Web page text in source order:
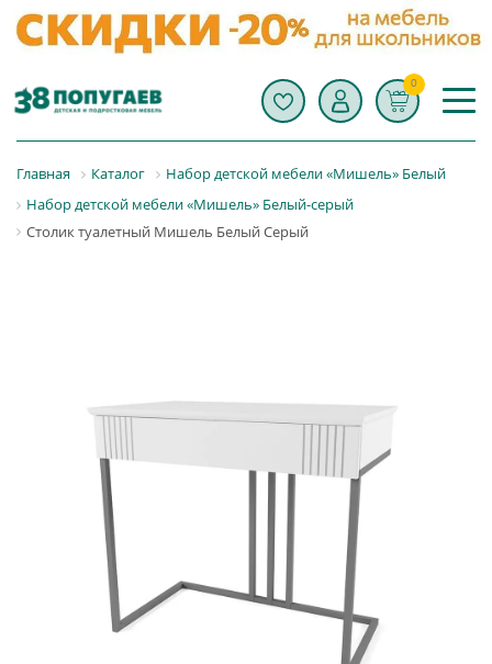
0
Главная Каталог
Набор детской мебели «Мишель» Белый
Набор детской мебели «Мишель» Белый-серый
Столик туалетный Мишель Белый Серый